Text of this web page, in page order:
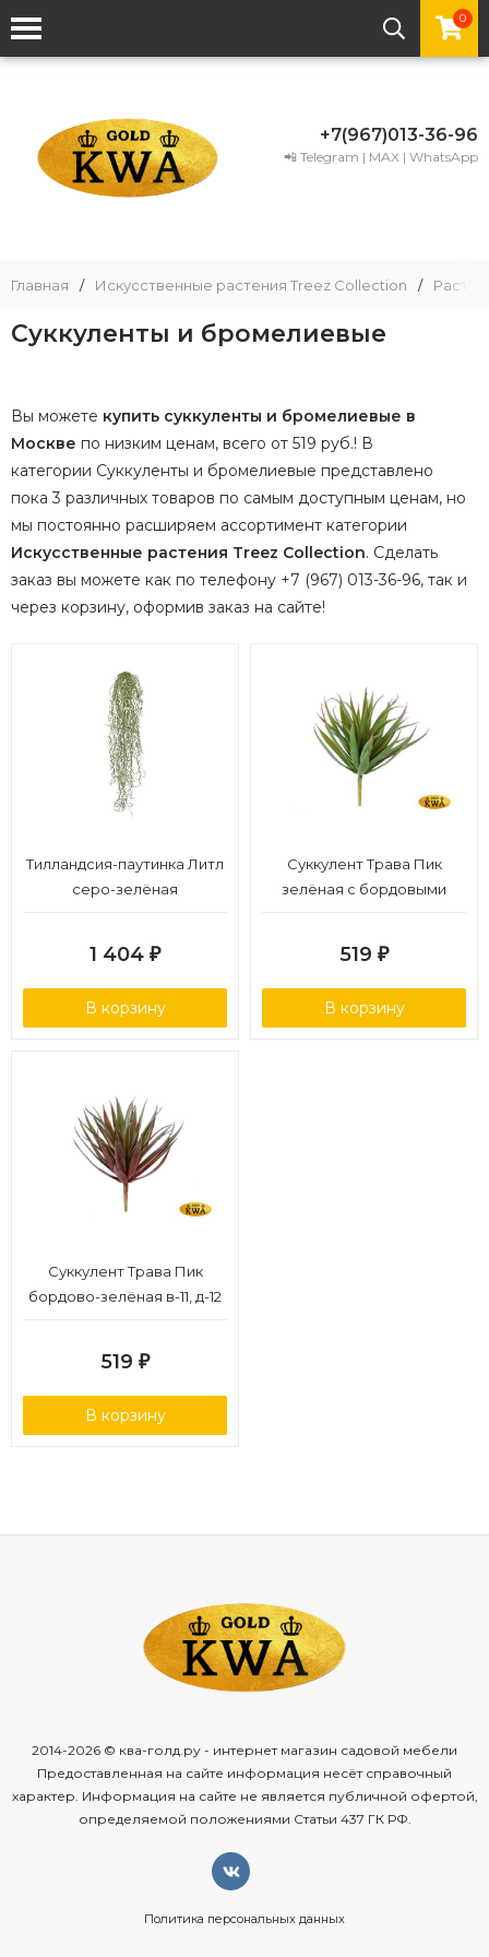
0
+7(967)013-36-96
📲 Telegram | MAX | WhatsApp
Главная / Искусственные растения Treez Collection /
Суккуленты и бромелиевые
Вы можете купить суккуленты и бромелиевые в
Москве по низким ценам, всего от 519 руб.! В
категории Суккуленты и бромелиевые представлено
пока 3 различных товаров по самым доступным ценам, но
мы постоянно расширяем ассортимент категории
Искусственные растения Treez Collection. Сделать
заказ вы можете как по телефону +7 (967) 013-36-96, так и
через корзину, оформив заказ на сайте!
Тилландсия-паутинка Литл
серо-зелёная
1 404 ₽
В корзину
Суккулент Трава Пик
зелёная с бордовыми
519 ₽
В корзину
Суккулент Трава Пик
бордово-зелёная в-11, д-12
519 ₽
В корзину
2014-2026 © ква-голд.ру - интернет магазин садовой мебели
Предоставленная на сайте информация несёт справочный
характер. Информация на сайте не является публичной офертой,
определяемой положениями Статьи 437 ГК РФ.
Политика персональных данных